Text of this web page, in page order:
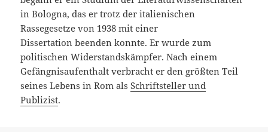
in Bologna, das er trotz der italienischen
Rassegesetze von 1938 mit einer
Dissertation beenden konnte. Er wurde zum
politischen Widerstandskämpfer. Nach einem
Gefängnisaufenthalt verbracht er den größten Teil
seines Lebens in Rom alsSchriftsteller und
Publizist.